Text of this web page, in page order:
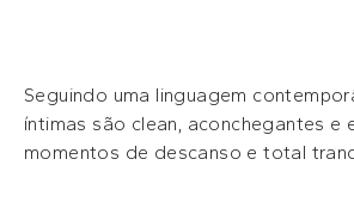
Seguindo uma linguagem
íntimas são clean, aconchegantes e
momentos de descanso e total